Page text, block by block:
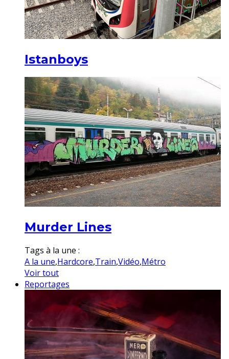
Istanboys
Murder Lines
Tags à la une :
A la une,Hardcore,Train,Vidéo,Métro
Voir tout
Reportages